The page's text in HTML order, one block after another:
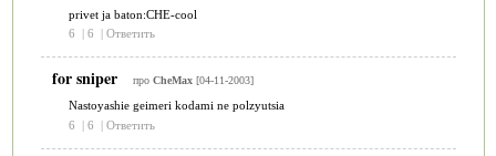
privet ja baton:CHE-cool
6
| 6 | Ответить
for sniper про CheMax [04-11-2003]
Nastoyashie geimeri kodami ne polzyutsia
6
| 6 | Ответить